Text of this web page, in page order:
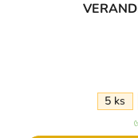
5 ks